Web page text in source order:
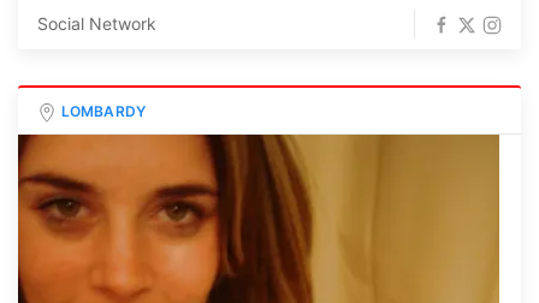
Social Network
LOMBARDY